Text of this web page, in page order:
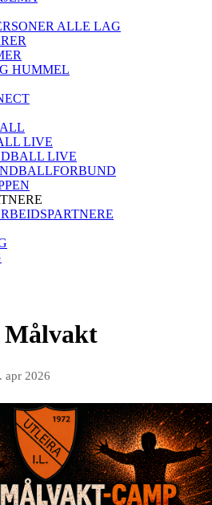
ALLE LAG
HUMMEL
LIVE
LIVE
Målvakt
apr 2026